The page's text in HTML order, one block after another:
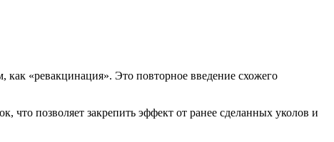
«ревакцинация». Это повторное введение схожего
позволяет закрепить эффект от ранее сделанных уколов и